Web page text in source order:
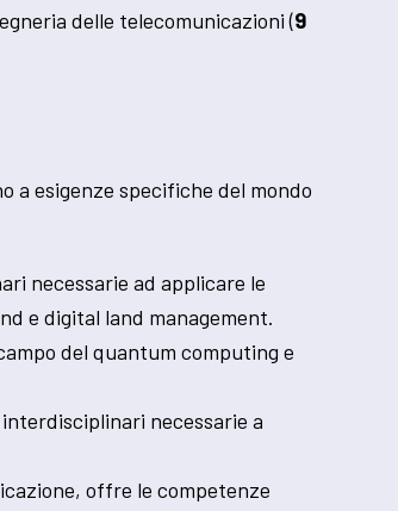
delle telecomunicazioni (9
a esigenze specifiche del mondo
necessarie ad applicare le
e digital land management.
del quantum computing e
necessarie a
offre le competenze